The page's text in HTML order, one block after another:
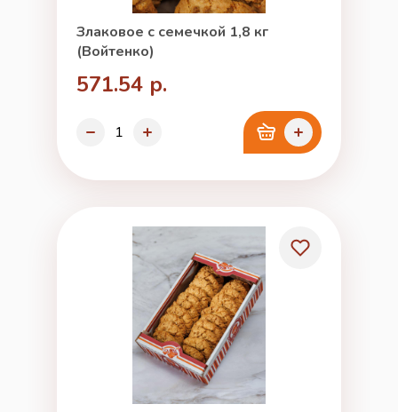
Злаковое с семечкой 1,8 кг
(Войтенко)
571.54 р.